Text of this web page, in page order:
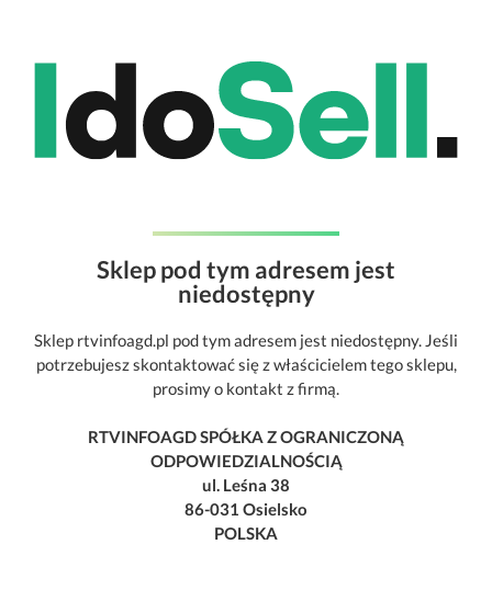
Sklep pod tym adresem jest
niedostępny
Sklep rtvinfoagd.pl pod tym adresem jest niedostępny. Jeśli
potrzebujesz skontaktować się z właścicielem tego sklepu,
prosimy o kontakt z firmą.
RTVINFOAGD SPÓŁKA Z OGRANICZONĄ
ODPOWIEDZIALNOŚCIĄ
ul. Leśna 38
86-031 Osielsko
POLSKA